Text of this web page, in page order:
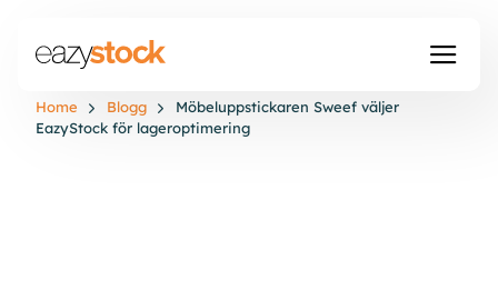
Home Blogg
Möbeluppstickaren Sweef väljer
EazyStock för lageroptimering